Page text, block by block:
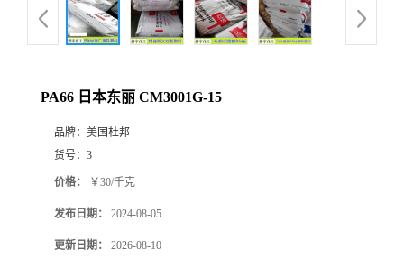
PA66 日本东丽 CM3001G-15
品牌： 美国杜邦
货号： 3
价格： ￥30/千克
发布日期： 2024-08-05
更新日期： 2026-08-10